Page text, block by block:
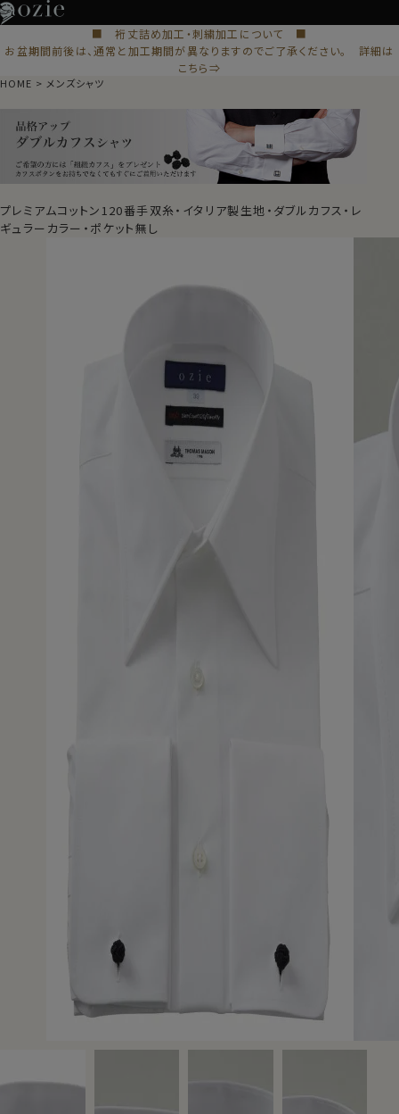
■ 裄丈詰め加工・刺繍加工について ■
お盆期間前後は、通常と加工期間が異なりますのでご了承ください。 詳細は
こちら⇒
HOME メンズシャツ
プレミアムコットン120番手双糸・イタリア製生地・ダブルカフス・レ
ギュラーカラー・ポケット無し